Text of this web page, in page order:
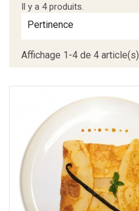
Il y a 4 produits.
Pertinence
Affichage 1-4 de 4 article(s)